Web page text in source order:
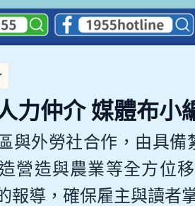
力仲介 媒體布小
與外勞社合作，由具
營造與農業等全方位
報導，確保雇主與讀者